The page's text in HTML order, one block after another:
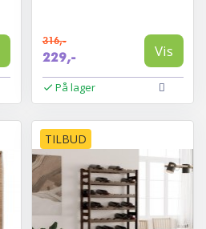
316,-
229,- Vis
På lager
TILBUD